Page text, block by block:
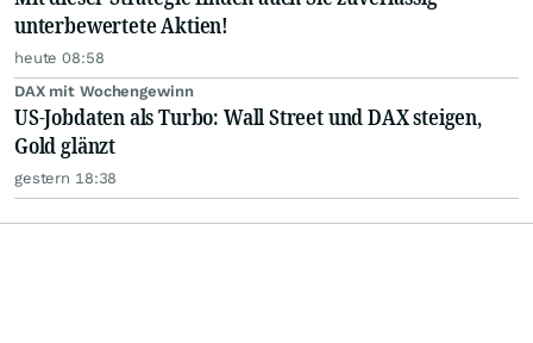
unterbewertete Aktien!
heute 08:58
DAX mit Wochengewinn
US-Jobdaten als Turbo: Wall Street und DAX steigen,
Gold glänzt
gestern 18:38